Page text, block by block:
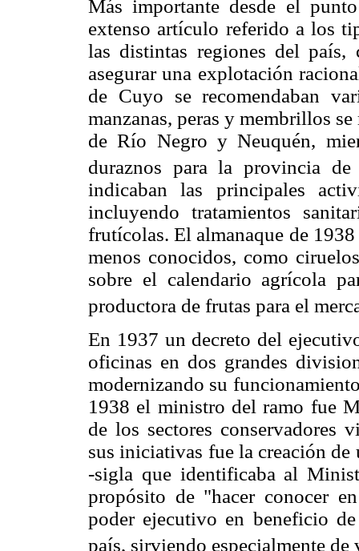
Más importante desde el
extenso artículo referido a los
las distintas regiones del país,
asegurar una explotación
de Cuyo se recomendaban
manzanas, peras y membrillos
de Río Negro y Neuquén,
duraznos para la provincia de
indicaban las principales
incluyendo tratamientos
frutícolas. El almanaque de
menos conocidos, como
sobre el calendario agrícola
productora de frutas para el
En 1937 un decreto del
oficinas en dos grandes
modernizando su
1938 el ministro del ramo fue
de los sectores conservadores
sus iniciativas fue la creación
-sigla que identificaba al
propósito de "hacer conocer
poder ejecutivo en beneficio
país, sirviendo especialmente